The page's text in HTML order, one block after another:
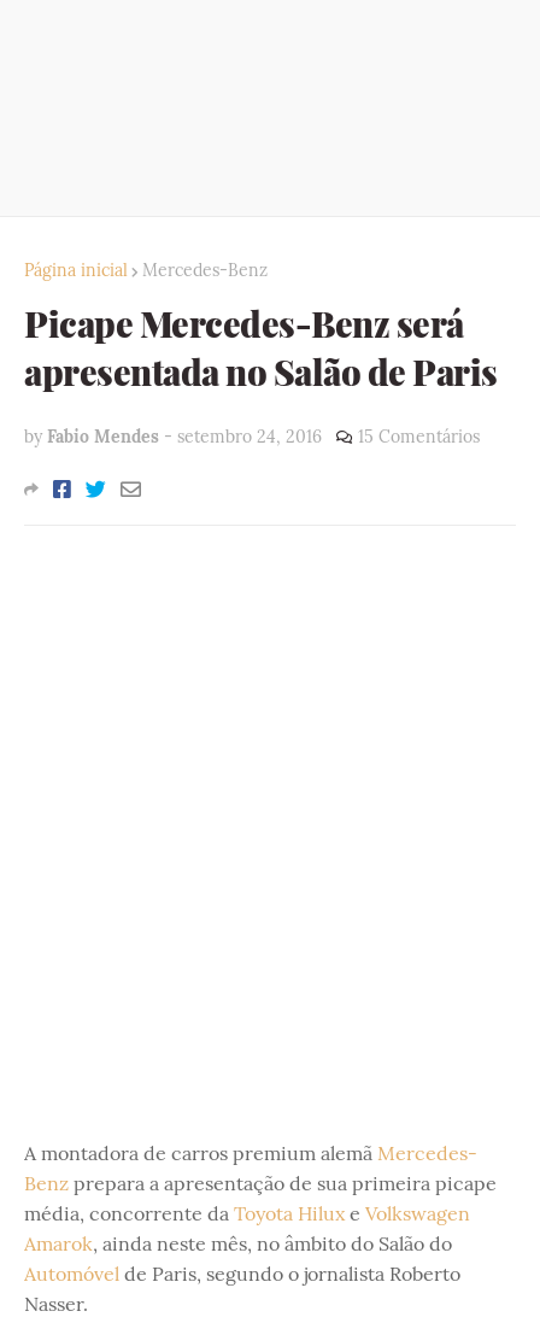
Página inicial Mercedes-Benz
Picape Mercedes-Benz será
apresentada no Salão de Paris
by Fabio Mendes - setembro 24, 2016 15 Comentários
A montadora de carros premium alemã Mercedes-
Benz prepara a apresentação de sua primeira picape
média, concorrente da Toyota Hiluxe Volkswagen
Amarok, ainda neste mês, no âmbito do Salão do
Automóvel de Paris, segundo o jornalista Roberto
Nasser.